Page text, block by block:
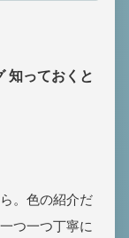
知っておくと
。色の紹介だ
つ一つ丁寧に